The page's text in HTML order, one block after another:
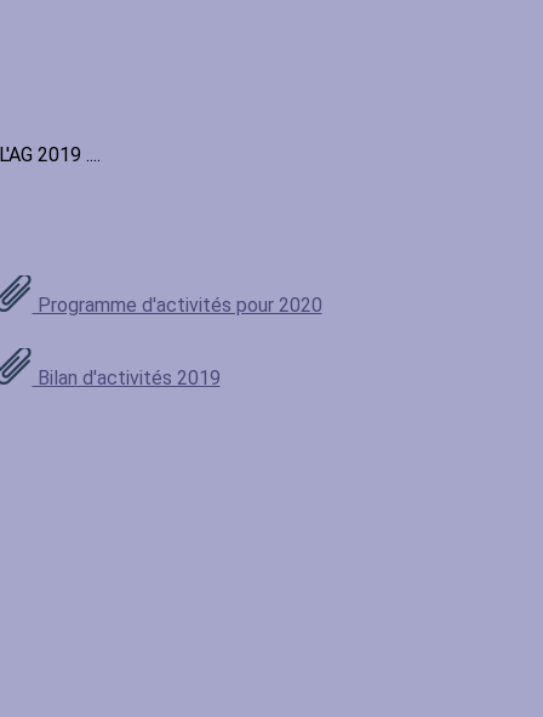
2019 ....
Programme d'activités pour 2020
Bilan d'activités 2019